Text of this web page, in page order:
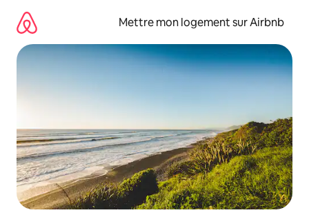
directement
contenu
Mettre mon logement sur Airbnb